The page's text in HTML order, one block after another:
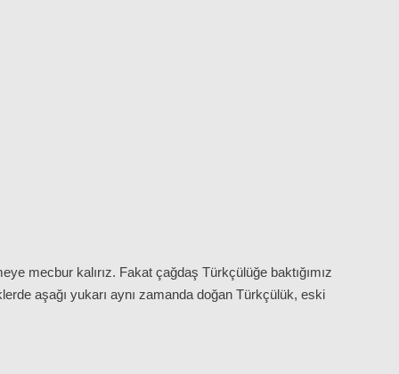
mecbur kalırız. Fakat çağdaş Türkçülüğe baktığımız
aşağı yukarı aynı zamanda doğan Türkçülük, eski